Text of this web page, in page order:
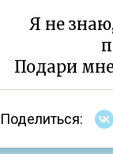
Я не
Подари
Поделиться: